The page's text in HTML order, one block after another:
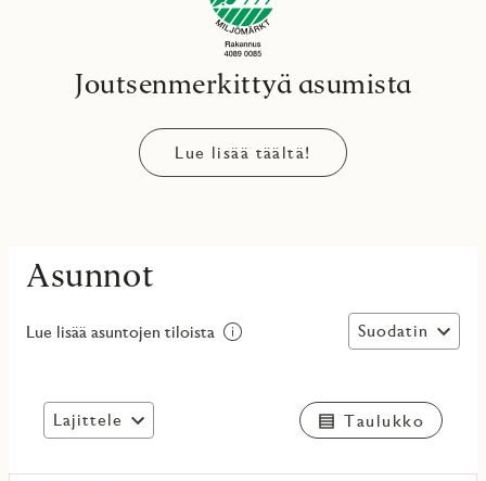
Joutsenmerkittyä asumista
Lue lisää täältä!
Asunnot
Lue lisää asuntojen tiloista Suodatin
Lajittele Taulukko